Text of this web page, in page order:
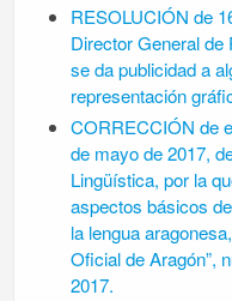
RESOLUCIÓN de
Director General de
se da publicidad a
representación
CORRECCIÓN de
de mayo de 2017,
Lingüística, por la
aspectos básicos
la lengua
Oficial de Aragón”,
2017.